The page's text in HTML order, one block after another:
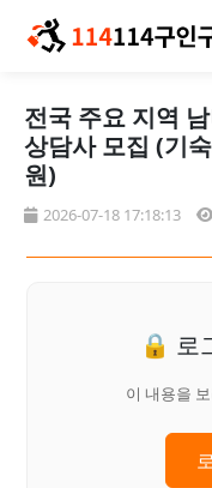
전국 주요 지역
상담사 모집 (기
원)
2026-07-18 17:18:13
🔒 로
이 내용을